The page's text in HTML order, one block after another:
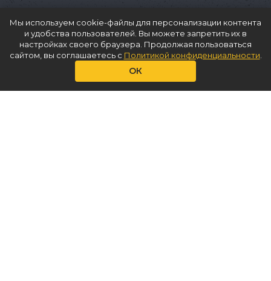
Продать
Доставка
Мы используем cookie-файлы для персонализации контента
и удобства пользователей. Вы можете запретить их в
настройках своего браузера. Продолжая пользоваться
сайтом, вы соглашаетесь с Политикой конфиденциальности
ОК